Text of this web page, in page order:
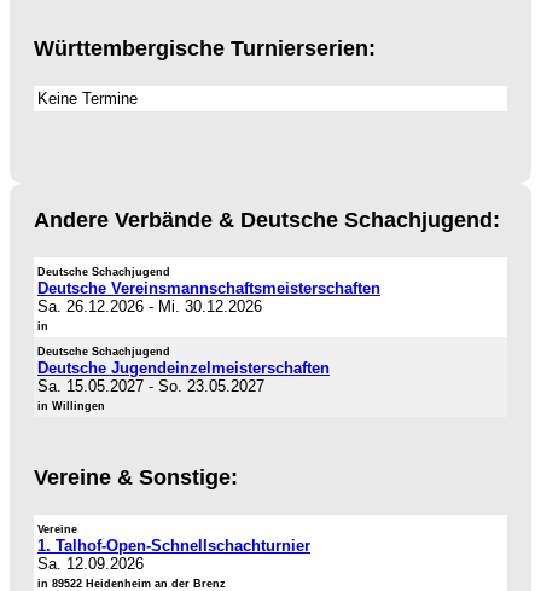
Württembergische Turnierserien:
Keine Termine
Andere Verbände & Deutsche Schachjugend:
Deutsche Schachjugend
Deutsche Vereinsmannschaftsmeisterschaften
Sa. 26.12.2026 - Mi. 30.12.2026
in
Deutsche Schachjugend
Deutsche Jugendeinzelmeisterschaften
Sa. 15.05.2027 - So. 23.05.2027
in Willingen
Vereine & Sonstige:
Vereine
1. Talhof-Open-Schnellschachturnier
Sa. 12.09.2026
in 89522 Heidenheim an der Brenz